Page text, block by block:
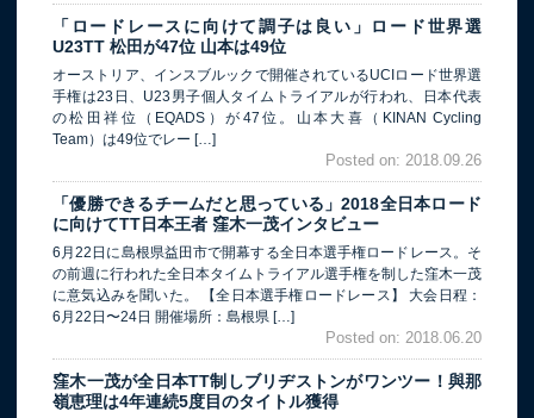
「ロードレースに向けて調子は良い」ロード世界選
U23TT 松田が47位 山本は49位
オーストリア、インスブルックで開催されているUCIロード世界選
手権は23日、U23男子個人タイムトライアルが行われ、日本代表
の松田祥位（EQADS）が47位。山本大喜（KINAN Cycling
Team）は49位でレー […]
Posted on: 2018.09.26
「優勝できるチームだと思っている」2018全日本ロード
に向けてTT日本王者 窪木一茂インタビュー
6月22日に島根県益田市で開幕する全日本選手権ロードレース。そ
の前週に行われた全日本タイムトライアル選手権を制した窪木一茂
に意気込みを聞いた。 【全日本選手権ロードレース】 大会日程：
6月22日〜24日 開催場所：島根県 […]
Posted on: 2018.06.20
窪木一茂が全日本TT制しブリヂストンがワンツー！與那
嶺恵理は4年連続5度目のタイトル獲得